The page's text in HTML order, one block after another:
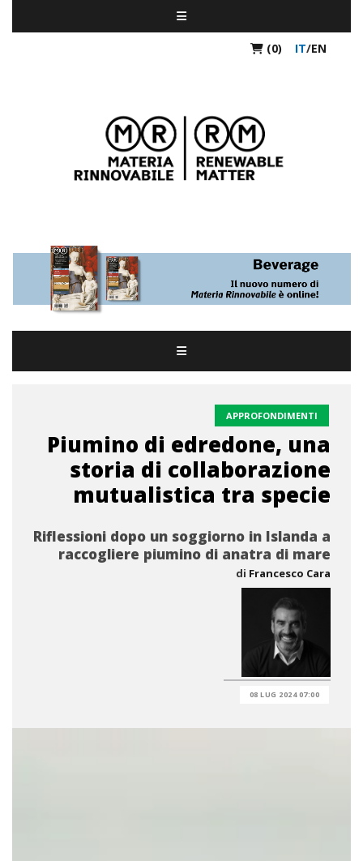
(0) IT/EN
APPROFONDIMENTI
Piumino di edredone, una
storia di collaborazione
mutualistica tra specie
Riflessioni dopo un soggiorno in Islanda a
raccogliere piumino di anatra di mare
di Francesco Cara
08 LUG 2024 07:00